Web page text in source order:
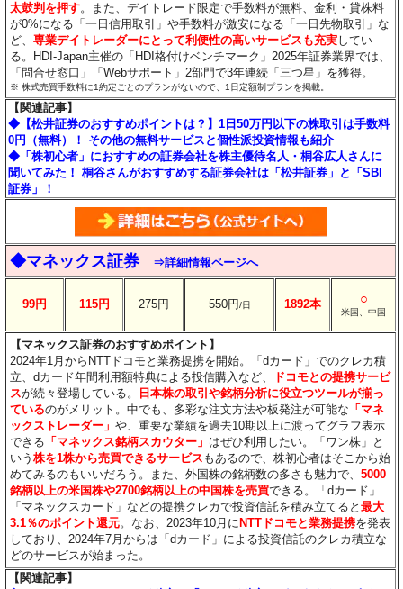
太鼓判を押す。また、デイトレード限定で手数料が無料、金利・貸株料
が0%になる「一日信用取引」や手数料が激安になる「一日先物取引」な
ど、専業デイトレーダーにとって利便性の高いサービスも充実してい
る。HDI-Japan主催の「HDI格付けベンチマーク」2025年証券業界では、
「問合せ窓口」「Webサポート」2部門で3年連続「三つ星」を獲得。
※ 株式売買手数料に1約定ごとのプランがないので、1日定額制プランを掲載。
【関連記事】
◆【松井証券のおすすめポイントは？】1日50万円以下の株取引は手数料
0円（無料）！ その他の無料サービスと個性派投資情報も紹介
◆「株初心者」におすすめの証券会社を株主優待名人・桐谷広人さんに
聞いてみた！ 桐谷さんがおすすめする証券会社は「松井証券」と「SBI
証券」！
◆マネックス証券 ⇒詳細情報ページへ
99円 115円 275円 550円/日 1892本 ○
米国、中国
【マネックス証券のおすすめポイント】
2024年1月からNTTドコモと業務提携を開始。「dカード」でのクレカ積
立、dカード年間利用額特典による投信購入など、
ドコモとの提携サービ
スが続々登場している。
日本株の取引や銘柄分析に役立つツールが揃っ
ているのがメリット。中でも、多彩な注文方法や板発注が可能な 「マネ
ックストレーダー」や、重要な業績を過去10期以上に渡ってグラフ表示
できる 「マネックス銘柄スカウター」 はぜひ利用したい。「ワン株」と
いう株を1株から売買できるサービス もあるので、株初心者はそこから始
めてみるのもいいだろう。また、外国株の銘柄数の多さも魅力で、5000
銘柄以上の米国株や2700銘柄以上の中国株を売買できる。「dカード」
「マネックスカード」などの提携クレカで投資信託を積み立てると最大
3.1％のポイント還元。なお、2023年10月に NTTドコモと業務提携を発表
しており、2024年7月からは「dカード」による投資信託のクレカ積立な
どのサービスが始まった。
【関連記事】